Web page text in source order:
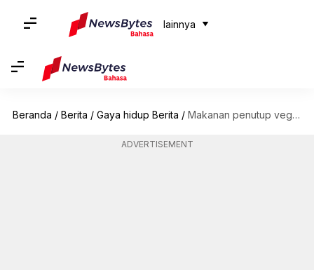
lainnya
Beranda / Berita / Gaya hidup Berita / Makanan penutup vegan dari delima untuk kenikmatan tanpa rasa bersalah
ADVERTISEMENT